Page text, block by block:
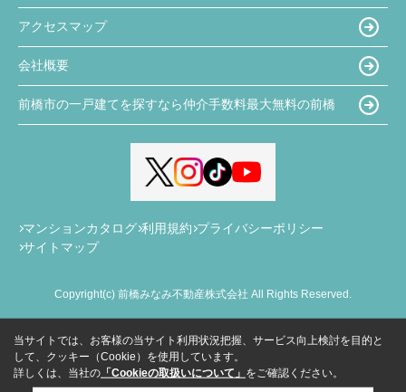
アクセスマップ
会社概要
前橋市の一戸建てを探すなら仲介手数料最大無料の前橋
マンションカタログ 利用規約 プライバシーポリシー
サイトマップ
Copyright(c) 前橋みなみ不動産株式会社 All Rights Reserved.
当サイトでは、お客様の当サイト利用状況把握、サービス向上検討を目的と
して、クッキー（Cookie）を使用しています。
詳しくは、当社の 「Cookieの取扱いについて」 をご確認ください。